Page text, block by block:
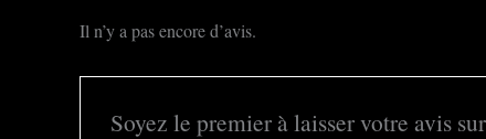
Il n’y a pas encore d’avis.
Soyez le premier à laisser votre avis